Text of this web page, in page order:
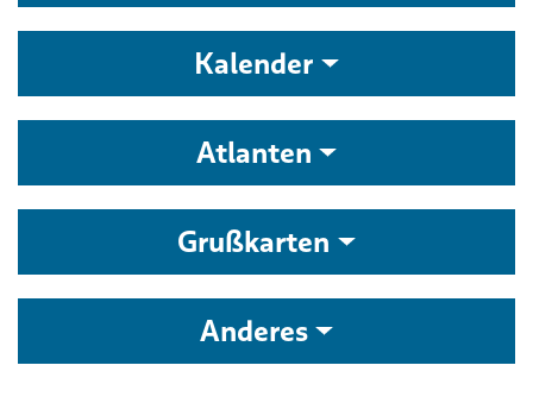
Kalender
Atlanten
Grußkarten
Anderes